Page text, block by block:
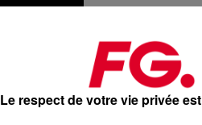
Le respect de votre vie privée